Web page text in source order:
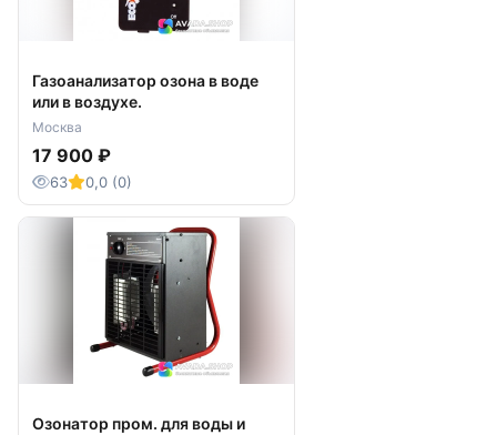
Газоанализатор озона в воде
или в воздухе.
Москва
17 900 ₽
63 0,0 (0)
Озонатор пром. для воды и